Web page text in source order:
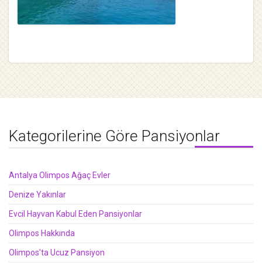
Kategorilerine Göre Pansiyonlar
Antalya Olimpos Ağaç Evler
Denize Yakınlar
Evcil Hayvan Kabul Eden Pansiyonlar
Olimpos Hakkında
Olimpos'ta Ucuz Pansiyon